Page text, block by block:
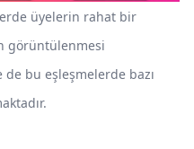
üyelerin rahat bir
görüntülenmesi
bu eşleşmelerde bazı